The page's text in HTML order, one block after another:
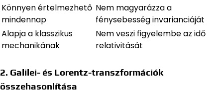
Könnyen értelmezhető
mindennap
Nem magyarázza a
fénysebesség invarianciáját
Alapja a klasszikus
mechanikának
Nem veszi figyelembe az idő
relativitását
2. Galilei- és Lorentz-transzformációk
összehasonlítása